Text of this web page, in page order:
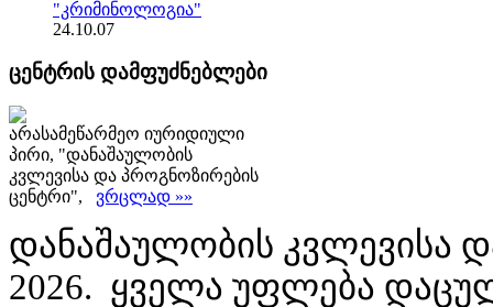
"კრიმინოლოგია"
24.10.07
ცენტრის დამფუძნებლები
არასამეწარმეო იურიდიული
პირი, "დანაშაულობის
კვლევისა და პროგნოზირების
ცენტრი", ვრცლად »»
დანაშაულობის კვლევისა
2026. ყველა უფლება